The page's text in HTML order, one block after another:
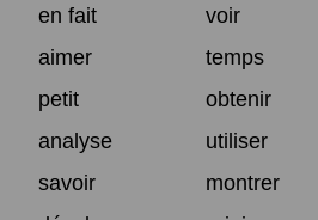
en fait
voir
aimer
temps
petit
obtenir
analyse
utiliser
savoir
montrer